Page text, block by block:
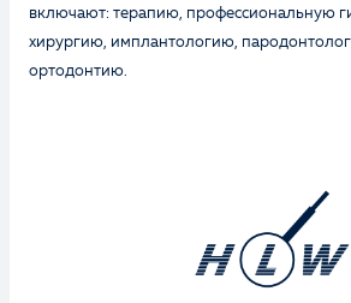
включают: терапию, профессиональную
хирургию, имплантологию,
ортодонтию.